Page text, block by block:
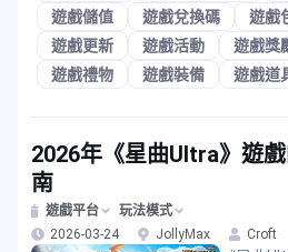
遊戲儲值 遊戲兌換碼 遊戲
遊戲更新
遊戲活動 遊戲獎
遊戲禮物
遊戲裝備 遊戲道
2026年《星曲Ultra》遊
南
遊戲平台
玩法模式
2026-03-24
JollyMax Croft